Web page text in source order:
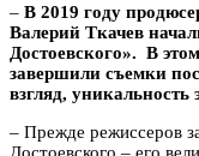
– В 2019 году
Валерий Ткачев
Достоевского». В
завершили съемки
взгляд, уникальность
– Прежде режиссеров